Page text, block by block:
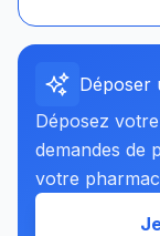
Déposer
Déposez
demandes de
votre